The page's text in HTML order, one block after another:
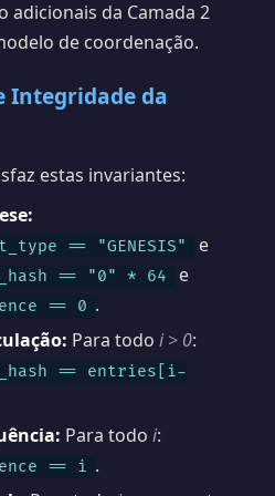
adicionais da Camada 2
de coordenação.
Integridade da
estas invariantes:
== "GENESIS" e
== "0" * 64 e
== 0 .
Para todo i > 0:
== entries[i-
Para todo i:
== i .